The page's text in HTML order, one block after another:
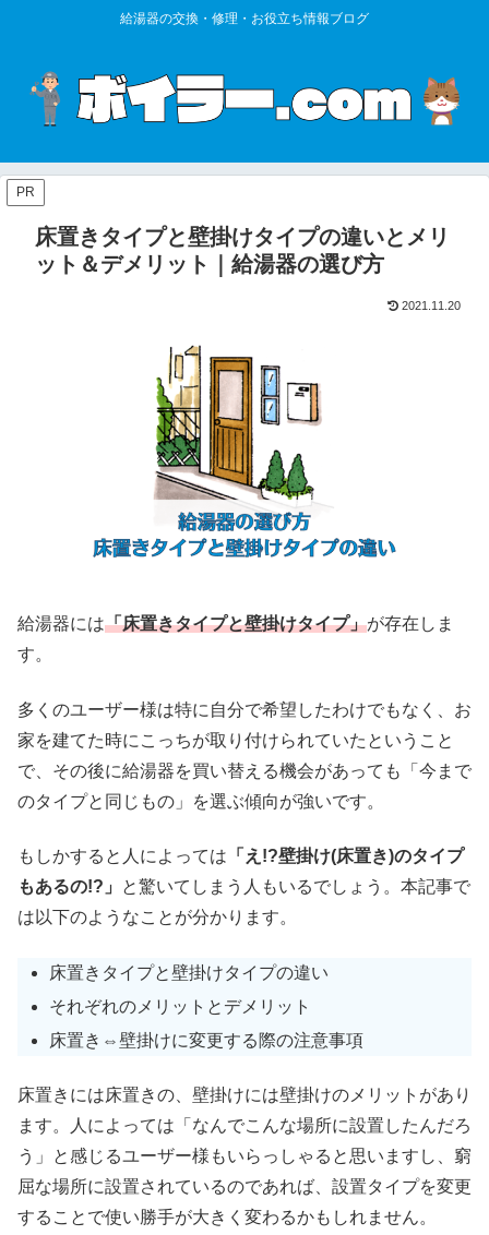
給湯器の交換・修理・お役立ち情報ブログ
PR
床置きタイプと壁掛けタイプの違いとメリ
ット＆デメリット｜給湯器の選び方
2021.11.20
給湯器には「床置きタイプと壁掛けタイプ」が存在しま
す。
多くのユーザー様は特に自分で希望したわけでもなく、お
家を建てた時にこっちが取り付けられていたということ
で、その後に給湯器を買い替える機会があっても「今まで
のタイプと同じもの」を選ぶ傾向が強いです。
もしかすると人によっては 「え!?壁掛け(床置き)のタイプ
もあるの!?」
と驚いてしまう人もいるでしょう。本記事で
は以下のようなことが分かります。
床置きタイプと壁掛けタイプの違い
それぞれのメリットとデメリット
床置き⇔壁掛けに変更する際の注意事項
床置きには床置きの、壁掛けには壁掛けのメリットがあり
ます。人によっては「なんでこんな場所に設置したんだろ
う」と感じるユーザー様もいらっしゃると思いますし、窮
屈な場所に設置されているのであれば、設置タイプを変更
することで使い勝手が大きく変わるかもしれません。